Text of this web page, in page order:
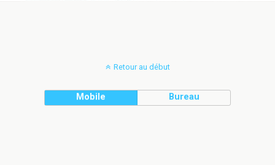
Retour au début
Mobile Bureau